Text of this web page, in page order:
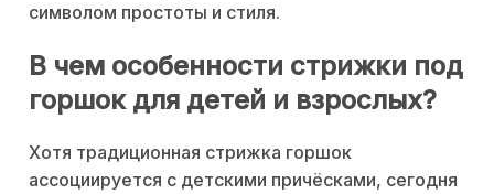
символом простоты и стиля.
В чем особенности стрижки под
горшок для детей и взрослых?
Хотя традиционная стрижка горшок
ассоциируется с детскими причёсками, сегодня